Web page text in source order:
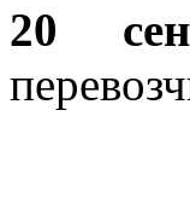
20